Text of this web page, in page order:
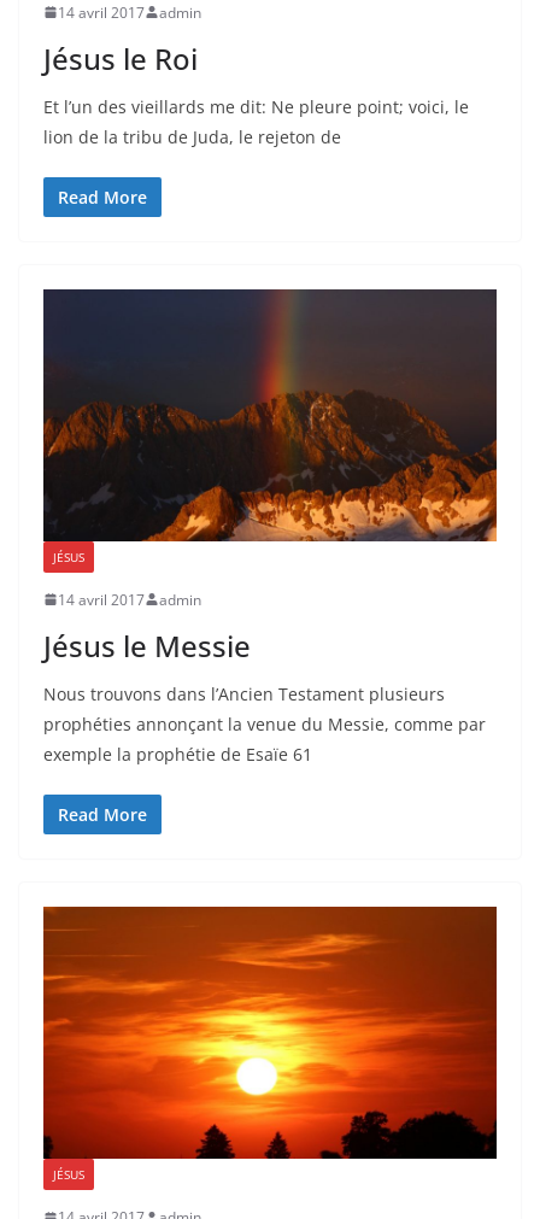
14 avril 2017 admin
Jésus le Roi
Et l’un des vieillards me dit: Ne pleure point; voici, le
lion de la tribu de Juda, le rejeton de
Read More
JÉSUS
14 avril 2017 admin
Jésus le Messie
Nous trouvons dans l’Ancien Testament plusieurs
prophéties annonçant la venue du Messie, comme par
exemple la prophétie de Esaïe 61
Read More
JÉSUS